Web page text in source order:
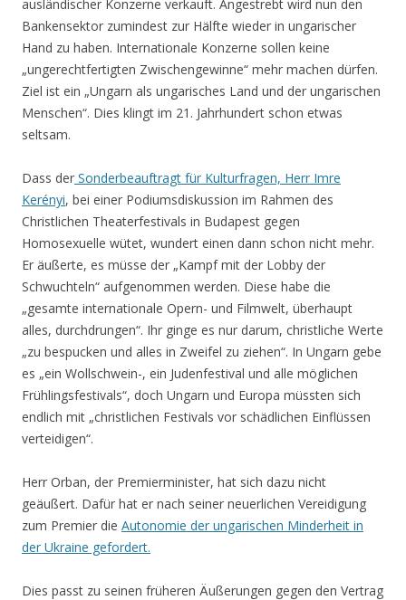
ausländischer Konzerne verkauft. Angestrebt wird nun den
Bankensektor zumindest zur Hälfte wieder in ungarischer
Hand zu haben. Internationale Konzerne sollen keine
„ungerechtfertigten Zwischengewinne“ mehr machen dürfen.
Ziel ist ein „Ungarn als ungarisches Land und der ungarischen
Menschen“. Dies klingt im 21. Jahrhundert schon etwas
seltsam.
Dass der Sonderbeauftragt für Kulturfragen, Herr Imre
Kerényi, bei einer Podiumsdiskussion im Rahmen des
Christlichen Theaterfestivals in Budapest gegen
Homosexuelle wütet, wundert einen dann schon nicht mehr.
Er äußerte, es müsse der „Kampf mit der Lobby der
Schwuchteln“ aufgenommen werden. Diese habe die
„gesamte internationale Opern- und Filmwelt, überhaupt
alles, durchdrungen“. Ihr ginge es nur darum, christliche Werte
„zu bespucken und alles in Zweifel zu ziehen“. In Ungarn gebe
es „ein Wollschwein-, ein Judenfestival und alle möglichen
Frühlingsfestivals“, doch Ungarn und Europa müssten sich
endlich mit „christlichen Festivals vor schädlichen Einflüssen
verteidigen“.
Herr Orban, der Premierminister, hat sich dazu nicht
geäußert. Dafür hat er nach seiner neuerlichen Vereidigung
zum Premier die Autonomie der ungarischen Minderheit in
der Ukraine gefordert.
Dies passt zu seinen früheren Äußerungen gegen den Vertrag